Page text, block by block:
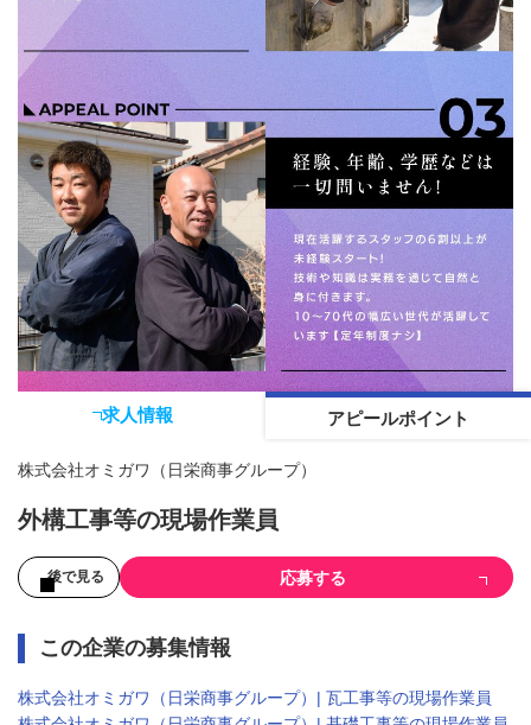
求人情報 アピールポイント
株式会社オミガワ（日栄商事グループ）
外構工事等の現場作業員
後で見る 応募する
この企業の募集情報
株式会社オミガワ（日栄商事グループ）| 瓦工事等の現場作業員